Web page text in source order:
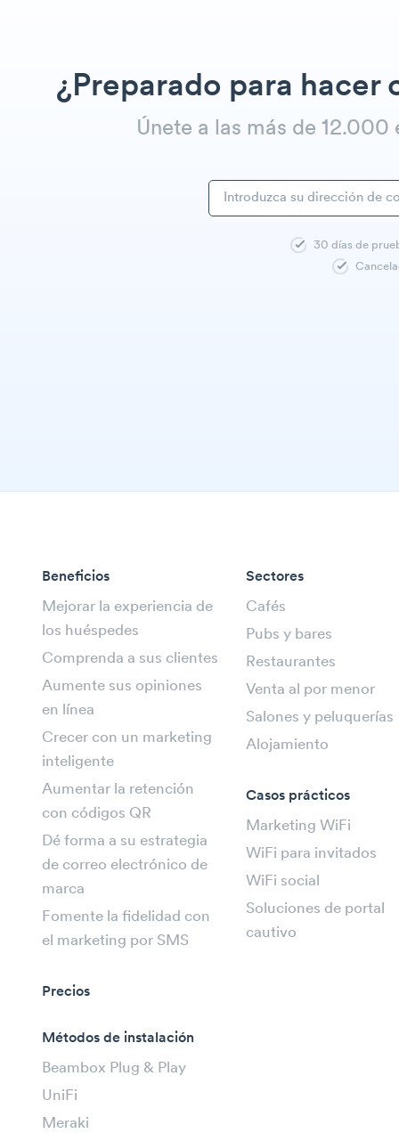
¿Preparado para hacer
Únete a las más de
30 días de
Beneficios
Mejorar la experiencia de
los huéspedes
Comprenda a sus clientes
Aumente sus opiniones
en línea
Crecer con un marketing
inteligente
Aumentar la retención
con códigos QR
Dé forma a su estrategia
de correo electrónico de
marca
Fomente la fidelidad con
el marketing por SMS
Precios
Métodos de instalación
Beambox Plug & Play
UniFi
Meraki
Sectores
Cafés
Pubs y bares
Restaurantes
Venta al por menor
Salones y peluquerías
Alojamiento
Casos prácticos
Marketing WiFi
WiFi para invitados
WiFi social
Soluciones de portal
cautivo